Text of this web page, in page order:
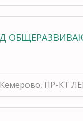
Кемерово, ПР-КТ